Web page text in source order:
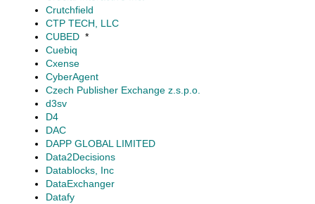
Crutchfield
CTP TECH, LLC
CUBED *
Cuebiq
Cxense
CyberAgent
Czech Publisher Exchange z.s.p.o.
d3sv
D4
DAC
DAPP GLOBAL LIMITED
Data2Decisions
Datablocks, Inc
DataExchanger
Datafy